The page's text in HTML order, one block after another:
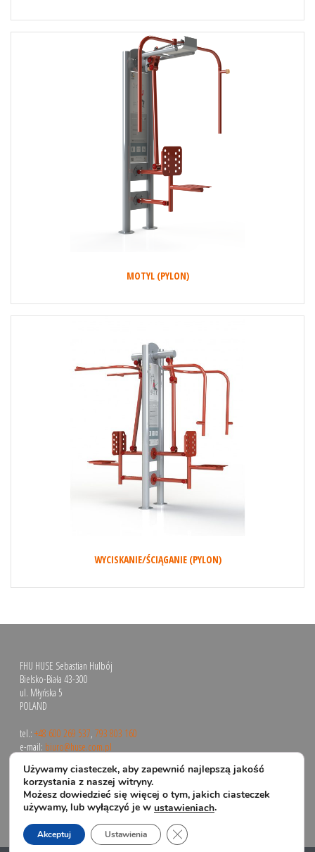
MOTYL (PYLON)
WYCISKANIE/ŚCIĄGANIE (PYLON)
FHU HUSE Sebastian Hulbój
Bielsko-Biała 43-300
ul. Młyńska 5
POLAND
tel.:+48 600 269 537,793 803 160
e-mail: biuro@huse.com.pl
Używamy ciasteczek, aby zapewnić najlepszą jakość
korzystania z naszej witryny.
Możesz dowiedzieć się więcej o tym, jakich ciasteczek
używamy, lub wyłączyć je w ustawieniach.
Akceptuj Ustawienia Zamknij panel powiadomień o